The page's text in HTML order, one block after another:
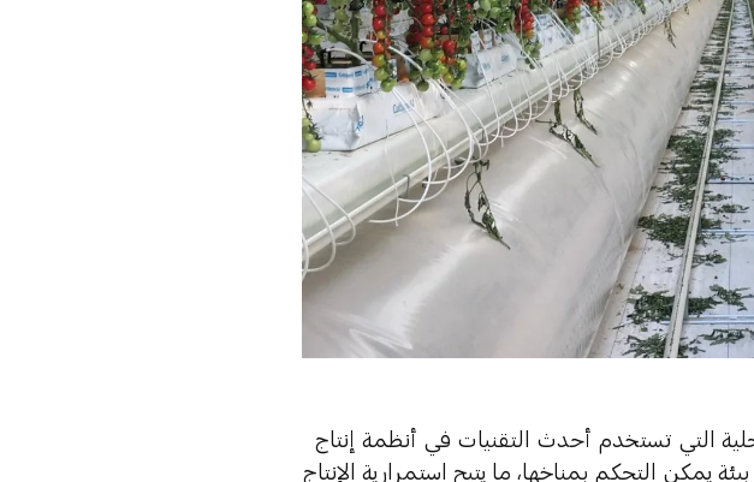
التي تستخدم أحدث التقنيات في أنظمة إنتاج
يمكن التحكم بمناخها، ما يتيح استمرارية الإنتاج